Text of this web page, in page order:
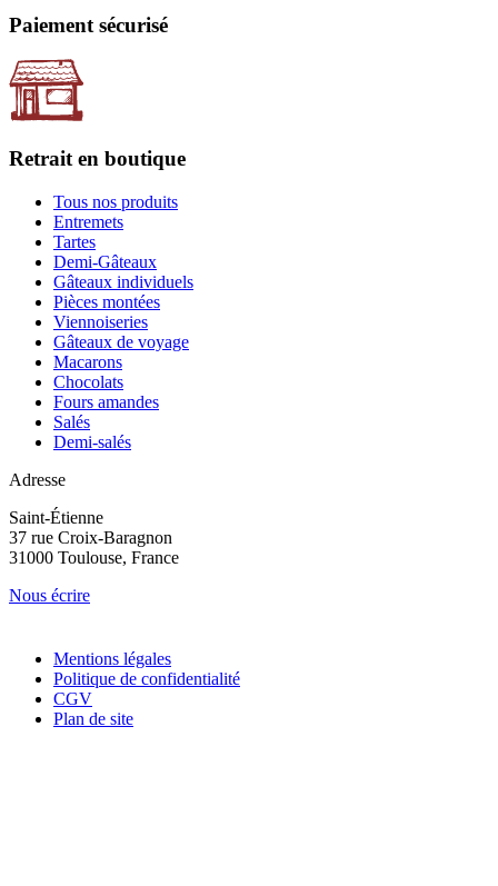
Paiement sécurisé
Retrait en boutique
Tous nos produits
Entremets
Tartes
Demi-Gâteaux
Gâteaux individuels
Pièces montées
Viennoiseries
Gâteaux de voyage
Macarons
Chocolats
Fours amandes
Salés
Demi-salés
Adresse
Saint-Étienne
37 rue Croix-Baragnon
31000 Toulouse, France
Nous écrire
Mentions légales
Politique de confidentialité
CGV
Plan de site